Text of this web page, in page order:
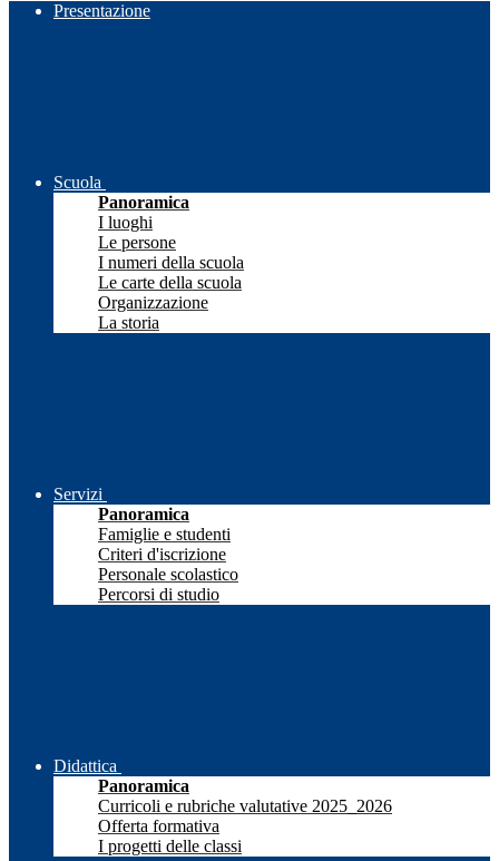
Presentazione
Scuola
Panoramica
I luoghi
Le persone
I numeri della scuola
Le carte della scuola
Organizzazione
La storia
Servizi
Panoramica
Famiglie e studenti
Criteri d'iscrizione
Personale scolastico
Percorsi di studio
Didattica
Panoramica
Curricoli e rubriche valutative 2025_2026
Offerta formativa
I progetti delle classi